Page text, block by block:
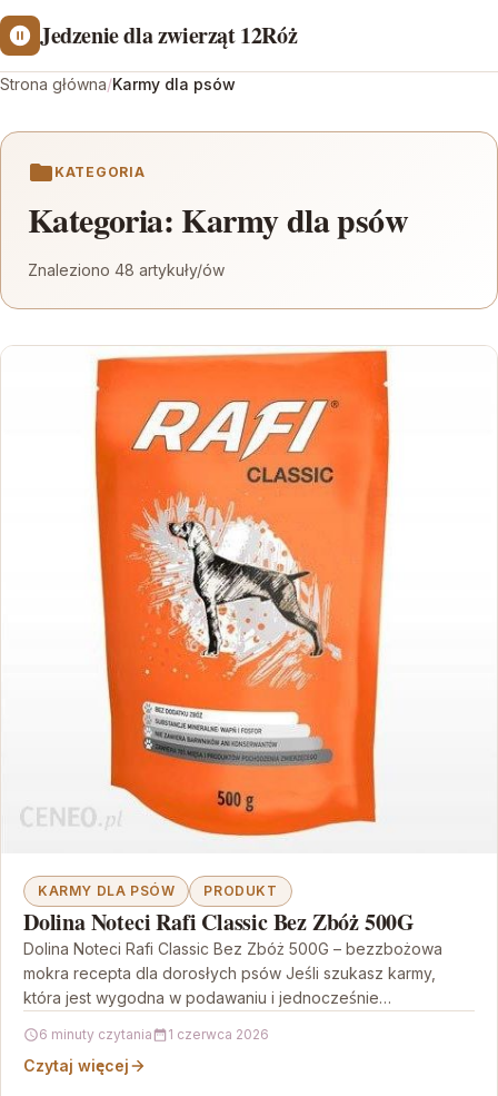
Jedzenie dla zwierząt 12Róż
Strona główna/Karmy dla psów
KATEGORIA
Kategoria: Karmy dla psów
Znaleziono 48 artykuły/ów
KARMY DLA PSÓW PRODUKT
Dolina Noteci Rafi Classic Bez Zbóż 500G
Dolina Noteci Rafi Classic Bez Zbóż 500G – bezzbożowa
mokra recepta dla dorosłych psów Jeśli szukasz karmy,
która jest wygodna w podawaniu i jednocześnie…
6 minuty czytania 1 czerwca 2026
Czytaj więcej